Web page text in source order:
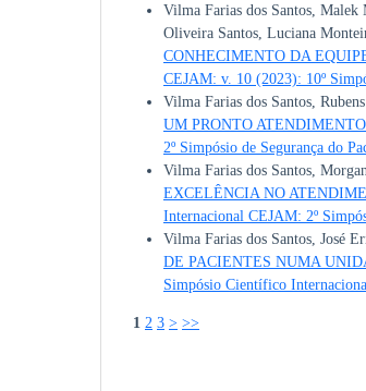
Vilma Farias dos Santos,
Oliveira Santos, Luciana
CONHECIMENTO DA
CEJAM: v. 10 (2023): 10º
Vilma Farias dos Santos,
UM PRONTO ATENDIMENTO
2º Simpósio de Segurança do
Vilma Farias dos Santos,
EXCELÊNCIA NO
Internacional CEJAM: 2º
Vilma Farias dos Santos, José
DE PACIENTES NUMA
Simpósio Científico
1 2 3 > >>